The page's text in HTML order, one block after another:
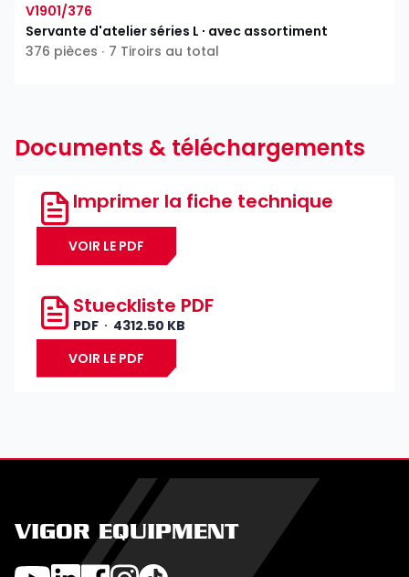
V1901/376
Servante d'atelier séries L ∙ avec assortiment
376 pièces ∙ 7 Tiroirs au total
Documents & téléchargements
Imprimer la fiche technique
VOIR LE PDF
Stueckliste PDF
PDF
4312.50 KB
VOIR LE PDF
VIGOR EQUIPMENT